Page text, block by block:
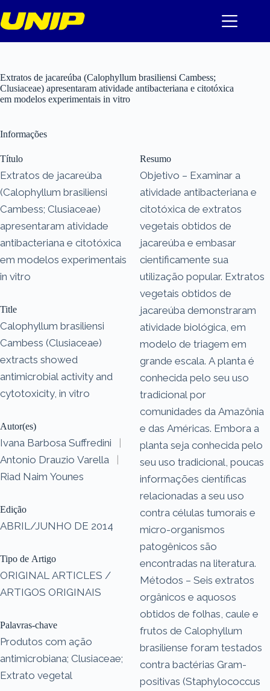
para
o
Extratos de jacareúba (Calophyllum brasiliensi Cambess;
Clusiaceae) apresentaram atividade antibacteriana e citotóxica
em modelos experimentais in vitro
Informações
Título
Extratos de jacareúba
(Calophyllum brasiliensi
Cambess; Clusiaceae)
apresentaram atividade
antibacteriana e citotóxica
em modelos experimentais
in vitro
Title
Calophyllum brasiliensi
Cambess (Clusiaceae)
extracts showed
antimicrobial activity and
cytotoxicity, in vitro
Autor(es)
Ivana Barbosa Suffredini
|
Antonio Drauzio Varella
|
Riad Naim Younes
Edição
ABRIL/JUNHO DE 2014
Tipo de Artigo
ORIGINAL ARTICLES /
ARTIGOS ORIGINAIS
Palavras-chave
Produtos com ação
antimicrobiana; Clusiaceae;
Extrato vegetal
Resumo
Objetivo – Examinar a
atividade antibacteriana e
citotóxica de extratos
vegetais obtidos de
jacareúba e embasar
cientificamente sua
utilização popular. Extratos
vegetais obtidos de
jacareúba demonstraram
atividade biológica, em
modelo de triagem em
grande escala. A planta é
conhecida pelo seu uso
tradicional por
comunidades da Amazônia
e das Américas. Embora a
planta seja conhecida pelo
seu uso tradicional, poucas
informações científicas
relacionadas a seu uso
contra células tumorais e
micro-organismos
patogênicos são
encontradas na literatura.
Métodos – Seis extratos
orgânicos e aquosos
obtidos de folhas, caule e
frutos de Calophyllum
brasiliense foram testados
contra bactérias Gram-
positivas (Staphylococcus